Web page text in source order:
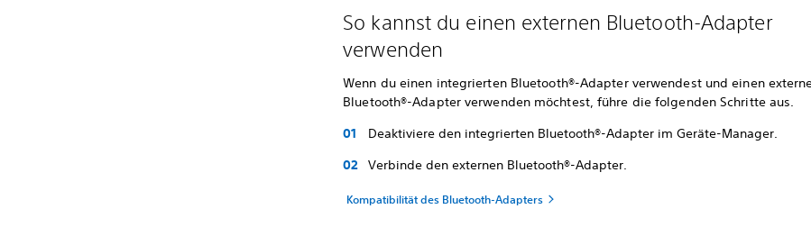
So kannst du einen externen Bluetooth-Adapter
verwenden
Wenn du einen integrierten Bluetooth®-Adapter verwendest und einen
Bluetooth®-Adapter verwenden möchtest, führe die folgenden Schritte aus.
Deaktiviere den integrierten Bluetooth®-Adapter im Geräte-Manager.
Verbinde den externen Bluetooth®-Adapter.
Kompatibilität des Bluetooth-Adapters